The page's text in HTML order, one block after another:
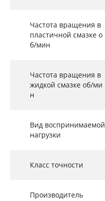
Частота вращения в
пластичной смазке о
б/мин
Частота вращения в
жидкой смазке об/ми
н
Вид воспринимаемой
нагрузки
Класс точности
Производитель